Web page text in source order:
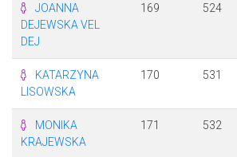
JOANNA
DEJEWSKA VEL
DEJ
169 524
KATARZYNA
LISOWSKA
170 531
MONIKA
KRAJEWSKA
171 532